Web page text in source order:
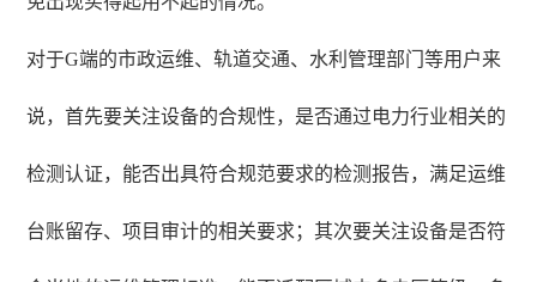
对于G端的市政运维、轨道交通、水利管理部门等用户来
说，首先要关注设备的合规性，是否通过电力行业相关的
检测认证，能否出具符合规范要求的检测报告，满足运维
台账留存、项目审计的相关要求；其次要关注设备是否符